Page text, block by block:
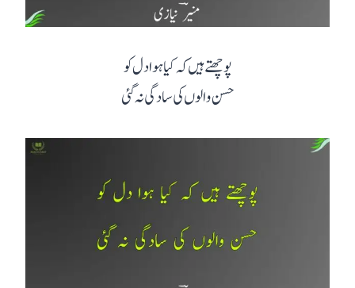
پوچھتے ہیں کہ کیا ہوا دل کو
حسن والوں کی سادگی نہ گئی